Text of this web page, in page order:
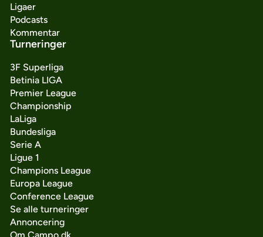
Ligaer
Podcasts
Kommentar
Turneringer
3F Superliga
Betinia LIGA
Premier League
Championship
LaLiga
Bundesliga
Serie A
Ligue 1
Champions League
Europa League
Conference League
Se alle turneringer
Annoncering